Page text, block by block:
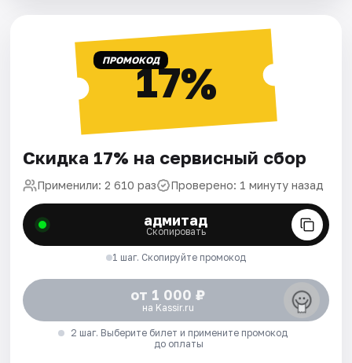
ПРОМОКОД17%
Скидка 17% на сервисный сбор
Применили: 2 610 раз Проверено: 1 минуту назад
адмитад
Скопировать
1 шаг. Скопируйте промокод
от 1 000 ₽
на Kassir.ru
2 шаг. Выберите билет и примените промокод
до оплаты